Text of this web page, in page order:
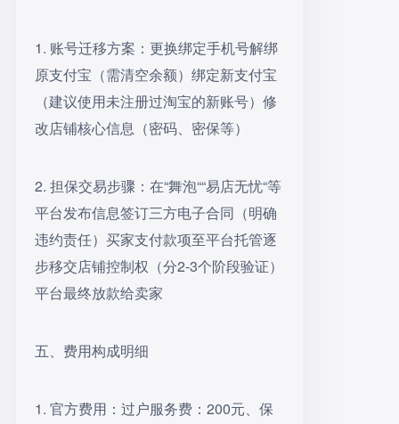
1. 账号迁移方案：更换绑定手机号解绑
原支付宝（需清空余额）绑定新支付宝
（建议使用未注册过淘宝的新账号）修
改店铺核心信息（密码、密保等）
2. 担保交易步骤：在“舞泡““易店无忧“等
平台发布信息签订三方电子合同（明确
违约责任）买家支付款项至平台托管逐
步移交店铺控制权（分2-3个阶段验证）
平台最终放款给卖家
五、费用构成明细
1. 官方费用：过户服务费：200元、保